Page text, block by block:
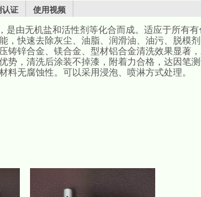
认证 使用视频
是由无机盐和活性剂等化合而成。适应于所有
，快速去除灰尘、油脂、润滑油、油污、脱模
铸锌合金、镁合金、型材铝合金清洗效果显著
势，清洗后涂装不掉漆，附着力合格，达因笔
料无腐蚀性。可以采用浸泡、喷淋方式处理。